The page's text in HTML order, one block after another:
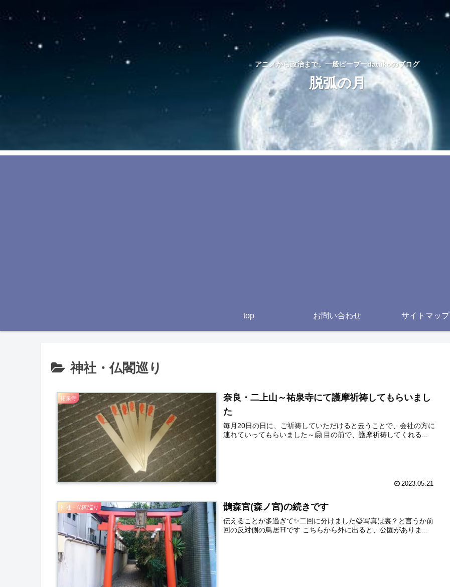
アニメから政治まで。一般ピープーdatukoのブログ
脱弧の月
top お問い合わせ サイトマップ
神社・仏閣巡り
祐泉寺
奈良・二上山～祐泉寺にて護摩祈祷してもらいまし
た
毎月20日の日に、ご祈祷していただけると云うことで、会社の方に
連れていってもらいました～🤗 目の前で、護摩祈祷してくれる...
2023.05.21
神社・仏閣巡り 鵲森宮(森ノ宮)の続きです
伝えることが多過ぎて✨二回に分けました😅写真は裏？と言うか前
回の反対側の鳥居⛩️です こちらから外に出ると、公園がありま...